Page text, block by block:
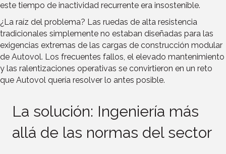
este tiempo de inactividad recurrente era insostenible.
¿La raíz del problema? Las ruedas de alta resistencia
tradicionales simplemente no estaban diseñadas para las
exigencias extremas de las cargas de construcción modular
de Autovol. Los frecuentes fallos, el elevado mantenimiento
y las ralentizaciones operativas se convirtieron en un reto
que Autovol quería resolver lo antes posible.
La solución: Ingeniería más
allá de las normas del sector